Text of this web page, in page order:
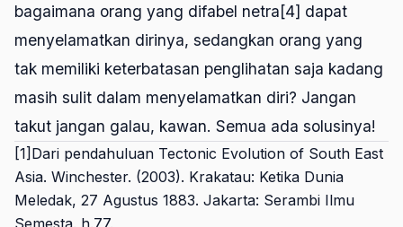
bagaimana orang yang difabel netra[4] dapat
menyelamatkan dirinya, sedangkan orang yang
tak memiliki keterbatasan penglihatan saja kadang
masih sulit dalam menyelamatkan diri? Jangan
takut jangan galau, kawan. Semua ada solusinya!
[1]Dari pendahuluan Tectonic Evolution of South East
Asia. Winchester. (2003). Krakatau: Ketika Dunia
Meledak, 27 Agustus 1883. Jakarta: Serambi Ilmu
Semesta. h.77.